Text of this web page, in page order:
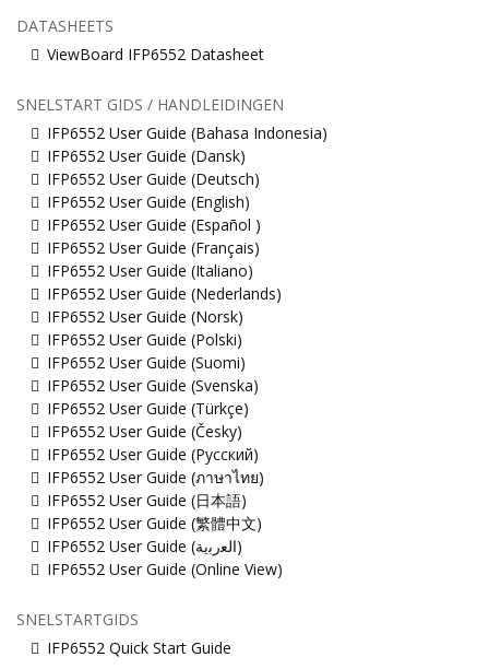
DATASHEETS
ViewBoard IFP6552 Datasheet
SNELSTART GIDS / HANDLEIDINGEN
IFP6552 User Guide (Bahasa Indonesia)
IFP6552 User Guide (Dansk)
IFP6552 User Guide (Deutsch)
IFP6552 User Guide (English)
IFP6552 User Guide (Español )
IFP6552 User Guide (Français)
IFP6552 User Guide (Italiano)
IFP6552 User Guide (Nederlands)
IFP6552 User Guide (Norsk)
IFP6552 User Guide (Polski)
IFP6552 User Guide (Suomi)
IFP6552 User Guide (Svenska)
IFP6552 User Guide (Türkçe)
IFP6552 User Guide (Česky)
IFP6552 User Guide (Русский)
IFP6552 User Guide (ภาษาไทย)
IFP6552 User Guide (日本語)
IFP6552 User Guide (繁體中文)
IFP6552 User Guide (ﺍﻟﻌﺭﺑﻳﺔ)
IFP6552 User Guide (Online View)
SNELSTARTGIDS
IFP6552 Quick Start Guide